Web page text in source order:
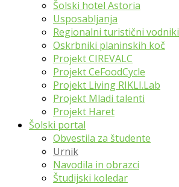
Šolski hotel Astoria
Usposabljanja
Regionalni turistični vodniki
Oskrbniki planinskih koč
Projekt CIREVALC
Projekt CeFoodCycle
Projekt Living RIKLI.Lab
Projekt Mladi talenti
Projekt Haret
Šolski portal
Obvestila za študente
Urnik
Navodila in obrazci
Študijski koledar